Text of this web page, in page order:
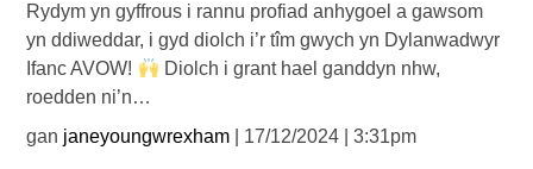
Rydym yn gyffrous i rannu profiad anhygoel a gawsom
yn ddiweddar, i gyd diolch i’r tîm gwych yn Dylanwadwyr
Ifanc AVOW!
Diolch i grant hael ganddyn nhw,
roedden ni’n…
gan janeyoungwrexham | 17/12/2024 | 3:31pm